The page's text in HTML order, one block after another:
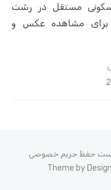
مستقل در رشت
تومان. برای مشاهده عکس و
حفظ حریم خصوصی
Theme by